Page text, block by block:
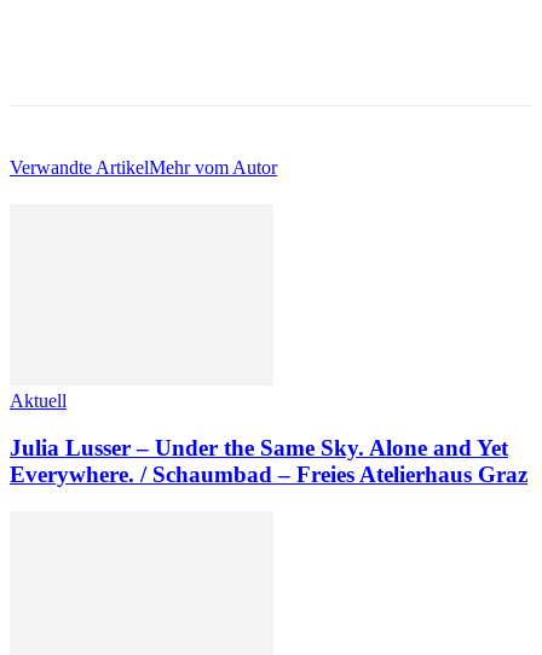
Verwandte ArtikelMehr vom Autor
Aktuell
Julia Lusser – Under the Same Sky. Alone and Yet
Everywhere. / Schaumbad – Freies Atelierhaus Graz